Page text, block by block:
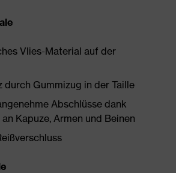
Vlies-Material auf der
durch Gummizug in der Taille
Abschlüsse dank
Kapuze, Armen und Beinen